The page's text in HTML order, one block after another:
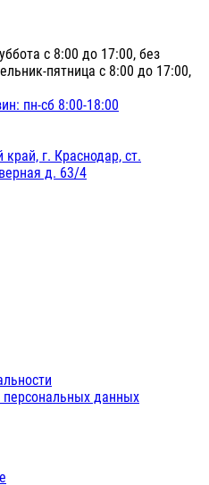
с 8:00 до 17:00, без
пятница с 8:00 до 17:00,
пн-сб 8:00-18:00
край, г. Краснодар, ст.
д. 63/4
персональных данных